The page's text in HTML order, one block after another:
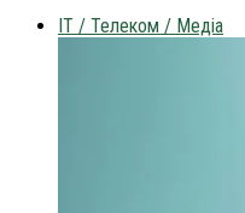
IT / Телеком / Медіа